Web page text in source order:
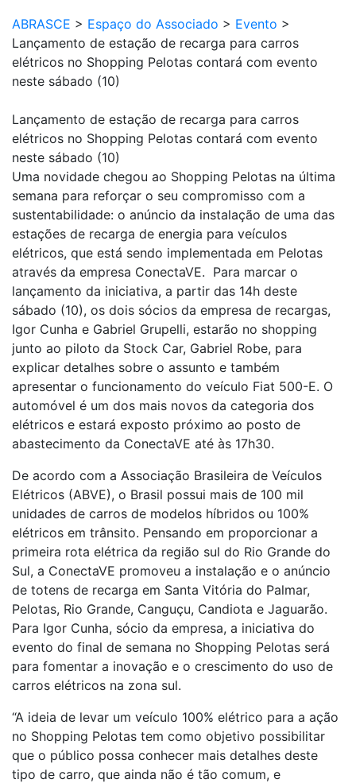
ABRASCE > Espaço do Associado > Evento >
Lançamento de estação de recarga para carros
elétricos no Shopping Pelotas contará com evento
neste sábado (10)
Lançamento de estação de recarga para carros
elétricos no Shopping Pelotas contará com evento
neste sábado (10)
Uma novidade chegou ao Shopping Pelotas na última
semana para reforçar o seu compromisso com a
sustentabilidade: o anúncio da instalação de uma das
estações de recarga de energia para veículos
elétricos, que está sendo implementada em Pelotas
através da empresa ConectaVE. Para marcar o
lançamento da iniciativa, a partir das 14h deste
sábado (10), os dois sócios da empresa de recargas,
Igor Cunha e Gabriel Grupelli, estarão no shopping
junto ao piloto da Stock Car, Gabriel Robe, para
explicar detalhes sobre o assunto e também
apresentar o funcionamento do veículo Fiat 500-E. O
automóvel é um dos mais novos da categoria dos
elétricos e estará exposto próximo ao posto de
abastecimento da ConectaVE até às 17h30.
De acordo com a Associação Brasileira de Veículos
Elétricos (ABVE), o Brasil possui mais de 100 mil
unidades de carros de modelos híbridos ou 100%
elétricos em trânsito. Pensando em proporcionar a
primeira rota elétrica da região sul do Rio Grande do
Sul, a ConectaVE promoveu a instalação e o anúncio
de totens de recarga em Santa Vitória do Palmar,
Pelotas, Rio Grande, Canguçu, Candiota e Jaguarão.
Para Igor Cunha, sócio da empresa, a iniciativa do
evento do final de semana no Shopping Pelotas será
para fomentar a inovação e o crescimento do uso de
carros elétricos na zona sul.
“A ideia de levar um veículo 100% elétrico para a ação
no Shopping Pelotas tem como objetivo possibilitar
que o público possa conhecer mais detalhes deste
tipo de carro, que ainda não é tão comum, e